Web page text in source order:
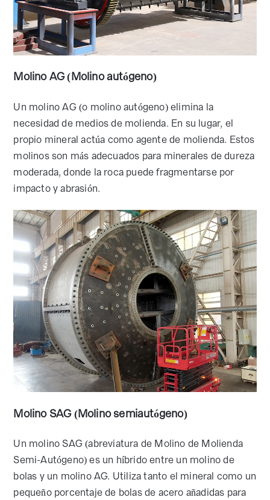
Molino AG (Molino autógeno)
Un molino AG (o molino autógeno) elimina la
necesidad de medios de molienda. En su lugar, el
propio mineral actúa como agente de molienda. Estos
molinos son más adecuados para minerales de dureza
moderada, donde la roca puede fragmentarse por
impacto y abrasión.
Molino SAG (Molino semiautógeno)
Un molino SAG (abreviatura de Molino de Molienda
Semi-Autógeno) es un híbrido entre un molino de
bolas y un molino AG. Utiliza tanto el mineral como un
pequeño porcentaje de bolas de acero añadidas para